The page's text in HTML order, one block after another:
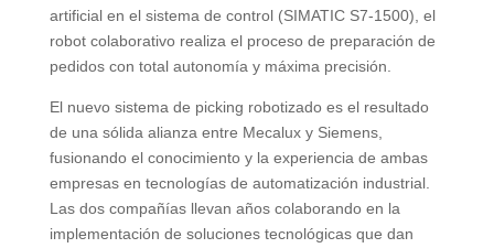
artificial en el sistema de control (SIMATIC S7-1500), el
robot colaborativo realiza el proceso de preparación de
pedidos con total autonomía y máxima precisión.
El nuevo sistema de picking robotizado es el resultado
de una sólida alianza entre Mecalux y Siemens,
fusionando el conocimiento y la experiencia de ambas
empresas en tecnologías de automatización industrial.
Las dos compañías llevan años colaborando en la
implementación de soluciones tecnológicas que dan